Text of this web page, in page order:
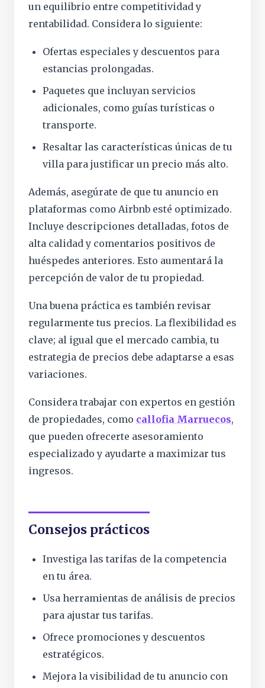
un equilibrio entre competitividad y
rentabilidad. Considera lo siguiente:
Ofertas especiales y descuentos para
estancias prolongadas.
Paquetes que incluyan servicios
adicionales, como guías turísticas o
transporte.
Resaltar las características únicas de tu
villa para justificar un precio más alto.
Además, asegúrate de que tu anuncio en
plataformas como Airbnb esté optimizado.
Incluye descripciones detalladas, fotos de
alta calidad y comentarios positivos de
huéspedes anteriores. Esto aumentará la
percepción de valor de tu propiedad.
Una buena práctica es también revisar
regularmente tus precios. La flexibilidad es
clave; al igual que el mercado cambia, tu
estrategia de precios debe adaptarse a esas
variaciones.
Considera trabajar con expertos en gestión
de propiedades, como callofia Marruecos,
que pueden ofrecerte asesoramiento
especializado y ayudarte a maximizar tus
ingresos.
Consejos prácticos
Investiga las tarifas de la competencia
en tu área.
Usa herramientas de análisis de precios
para ajustar tus tarifas.
Ofrece promociones y descuentos
estratégicos.
Mejora la visibilidad de tu anuncio con